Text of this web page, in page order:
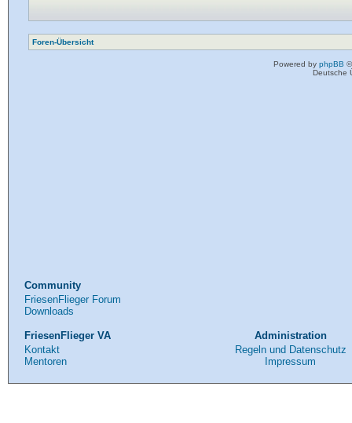
Foren-Übersicht
Powered by phpBB
Deutsche
Community
FriesenFlieger Forum
Downloads
FriesenFlieger VA
Kontakt
Mentoren
Administration
Regeln und Datenschutz
Impressum